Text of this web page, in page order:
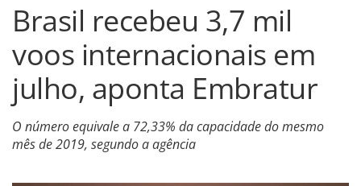
Brasil recebeu 3,7 mil
voos internacionais em
julho, aponta Embratur
O número equivale a 72,33% da capacidade do mesmo
mês de 2019, segundo a agência